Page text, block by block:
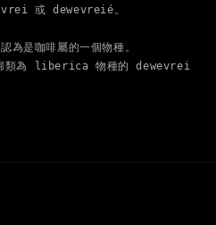
或 dewevreié。
是咖啡屬的一個物種。
歸類為 liberica 物種的 dewevrei